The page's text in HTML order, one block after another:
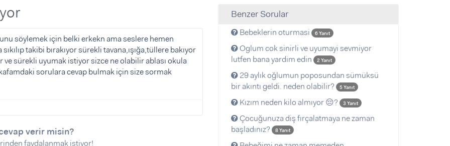
söylemek için belki erkekn ama seslere hemen
takibi bırakıyor sürekli tavana,ışığa,tüllere bakıyor
sürekli uyumak istiyor sizce ne olabilir ablası okula
sorulara cevap bulmak için size sormak
verir misin?
faydalanmak istiyor!
Benzer Sorular
Bebeklerin oturmasi 6 Yanıt
Oglum cok sinirli ve uyumayi sevmiyor
lutfen bana yardim edin
2 Yanıt
29 aylık oğlumun poposundan sümüksü
bir akıntı geldi. neden olabilir?
5 Yanıt
Kızım neden kilo almıyor 😔? 3 Yanıt
Çocuğunuza diş fırçalatmaya ne zaman
başladınız?
8 Yanıt